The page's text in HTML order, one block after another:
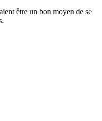
être un bon moyen de se